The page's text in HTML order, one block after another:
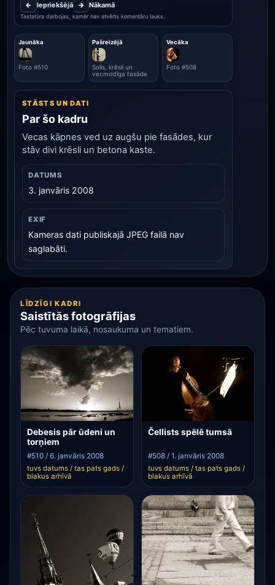
← Iepriekšējā → Nākamā
Tastatūra darbojas, kamēr nav atvērts komentāru lauks.
Jaunāka
Foto #510
Pašreizējā
Solis, krēsli un
vecmodīga fasāde
Vecāka
Foto #508
STĀSTS UN DATI
Par šo kadru
Vecas kāpnes ved uz augšu pie fasādes, kur
stāv divi krēsli un betona kaste.
DATUMS
3. janvāris 2008
EXIF
Kameras dati publiskajā JPEG failā nav
saglabāti.
LĪDZĪGI KADRI
Saistītās fotogrāfijas
Pēc tuvuma laikā, nosaukuma un tematiem.
Debesis pār ūdeni un
torņiem
#510 / 6. janvāris 2008
tuvs datums / tas pats gads /
blakus arhīvā
Čellists spēlē tumsā
#508 / 1. janvāris 2008
tuvs datums / tas pats gads /
blakus arhīvā